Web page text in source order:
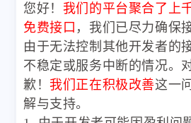
您好！ 我们的平台聚合了上
免费接口 ，我们已尽力确保
由于无法控制其他开发者的
不稳定或服务中断的情况。
歉！ 我们正在积极改善这一
解与支持。